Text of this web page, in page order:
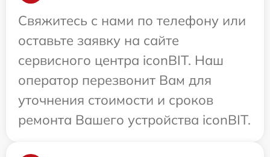
Свяжитесь с нами по телефону или
оставьте заявку на сайте
сервисного центра iconBIT. Наш
оператор перезвонит Вам для
уточнения стоимости и сроков
ремонта Вашего устройства iconBIT.